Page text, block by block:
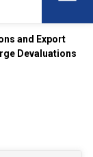
and Export
Devaluations